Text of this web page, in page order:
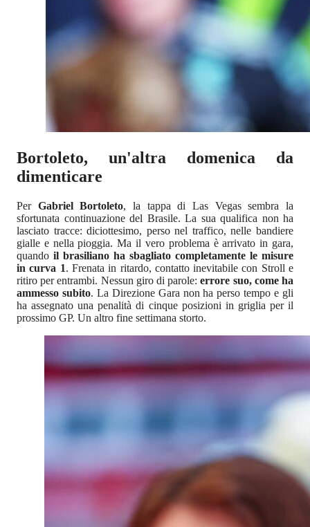
Bortoleto, un'altra domenica da
dimenticare
Per Gabriel Bortoleto, la tappa di Las Vegas sembra la
sfortunata continuazione del Brasile. La sua qualifica non ha
lasciato tracce: diciottesimo, perso nel traffico, nelle bandiere
gialle e nella pioggia. Ma il vero problema è arrivato in gara,
quando il brasiliano ha sbagliato completamente le misure
in curva 1. Frenata in ritardo, contatto inevitabile con Stroll e
ritiro per entrambi. Nessun giro di parole:errore suo, come ha
ammesso subito. La Direzione Gara non ha perso tempo e gli
ha assegnato una penalità di cinque posizioni in griglia per il
prossimo GP. Un altro fine settimana storto.